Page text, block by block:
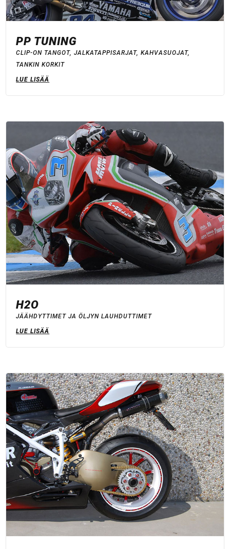
PP TUNING
CLIP-ON TANGOT,JALKATAPPISARJAT,KAHVASUOJAT,
TANKIN KORKIT
LUE LISÄÄ
H2O
JÄÄHDYTTIMET JA ÖLJYN LAUHDUTTIMET
LUE LISÄÄ